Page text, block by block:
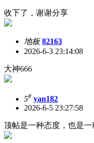
收下了，谢谢分享
地板 82163
2026-6-3 23:14:08
大神666
5# yan182
2026-6-5 23:27:58
顶帖是一种态度，也是一